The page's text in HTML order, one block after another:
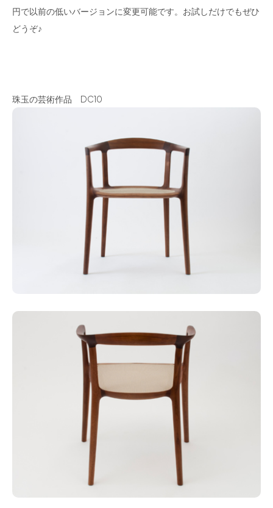
円で以前の低いバージョンに変更可能です。お試しだけでもぜひ
どうぞ♪
珠玉の芸術作品 DC10